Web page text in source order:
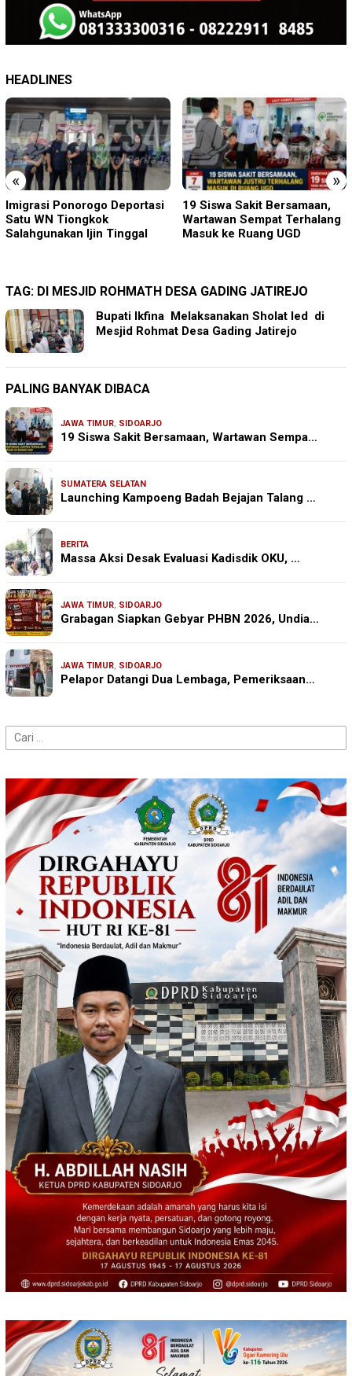
HEADLINES
« »
19 Siswa Sakit Bersamaan,
Wartawan Sempat Terhalang
Masuk ke Ruang UGD
Sambut HUT RI ke-81 di
Gunung Sanggabuana, KPU
Karawang Jaga Stamina
TAG: DI MESJID ROHMATH DESA GADING JATIREJO
Bupati Ikfina Melaksanakan Sholat Ied di
Mesjid Rohmat Desa Gading Jatirejo
PALING BANYAK DIBACA
JAWA TIMUR, SIDOARJO
19 Siswa Sakit Bersamaan, Wartawan Sempa…
SUMATERA SELATAN
Launching Kampoeng Badah Bejajan Talang …
BERITA
Massa Aksi Desak Evaluasi Kadisdik OKU, …
JAWA TIMUR, SIDOARJO
Grabagan Siapkan Gebyar PHBN 2026, Undia…
JAWA TIMUR, SIDOARJO
Pelapor Datangi Dua Lembaga, Pemeriksaan…
Cari
untuk: